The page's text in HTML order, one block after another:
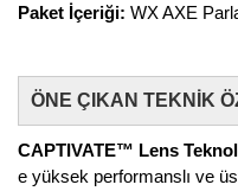
Paket İçeriği: WX AXE
ÖNE ÇIKAN TEKNİK
CAPTIVATE™ Lens
e yüksek performanslı ve